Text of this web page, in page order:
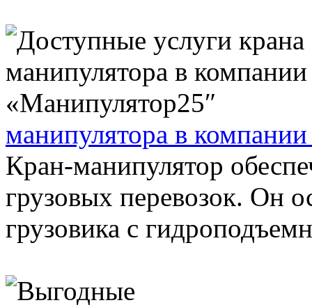
манипулятора в
Кран-манипулятор
грузовых перевозок. Он
грузовика с